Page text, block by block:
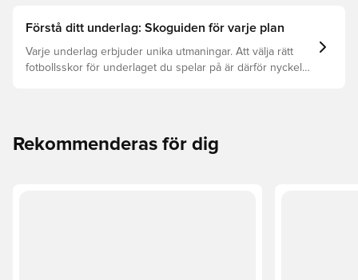
Förstå ditt underlag: Skoguiden för varje plan
Varje underlag erbjuder unika utmaningar. Att välja rätt
fotbollsskor för underlaget du spelar på är därför nyckeln
Rekommenderas för dig